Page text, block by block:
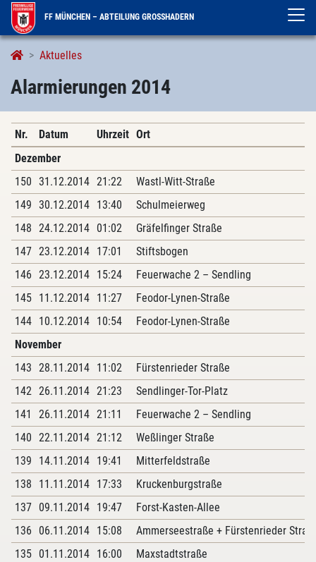
FF MÜNCHEN – ABTEILUNG GROSSHADERN
Aktuelles
Alarmierungen
Alarmierungen 2014
Nr. Datum Uhrzeit Ort
Dezember
150 31.12.2014 21:22
Wastl-Witt-Straße
149 30.12.2014 13:40
Schulmeierweg
148 24.12.2014 01:02
Gräfelfinger Straße
147 23.12.2014 17:01
Stiftsbogen
146 23.12.2014 15:24
Feuerwache 2 – Sendling
145 11.12.2014 11:27
Feodor-Lynen-Straße
144 10.12.2014 10:54
Feodor-Lynen-Straße
November
143 28.11.2014 11:02
Fürstenrieder Straße
142 26.11.2014 21:23
Sendlinger-Tor-Platz
141
26.11.2014 21:11
Feuerwache 2 – Sendling
140 22.11.2014 21:12
Weßlinger Straße
139
14.11.2014 19:41
Mitterfeldstraße
138
11.11.2014 17:33
Kruckenburgstraße
137 09.11.2014 19:47
Forst-Kasten-Allee
136
06.11.2014 15:08
Ammerseestraße + Fürstenrieder
135 01.11.2014 16:00
Maxstadtstraße